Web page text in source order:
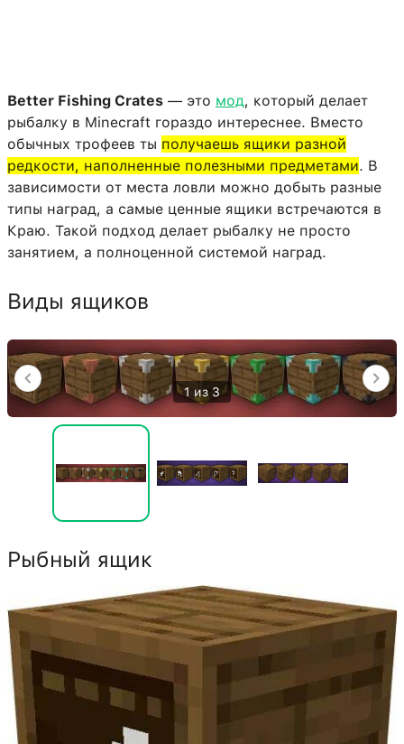
Better Fishing Crates — это мод, который делает
рыбалку в Minecraft гораздо интереснее. Вместо
обычных трофеев ты получаешь ящики разной
редкости, наполненные полезными предметами. В
зависимости от места ловли можно добыть разные
типы наград, а самые ценные ящики встречаются в
Краю. Такой подход делает рыбалку не просто
занятием, а полноценной системой наград.
Виды ящиков
1 из 3
Рыбный ящик